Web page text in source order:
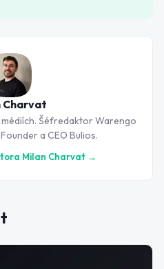
Charvat
Šéfredaktor Warengo
a CEO Bulios.
Milan Charvat →